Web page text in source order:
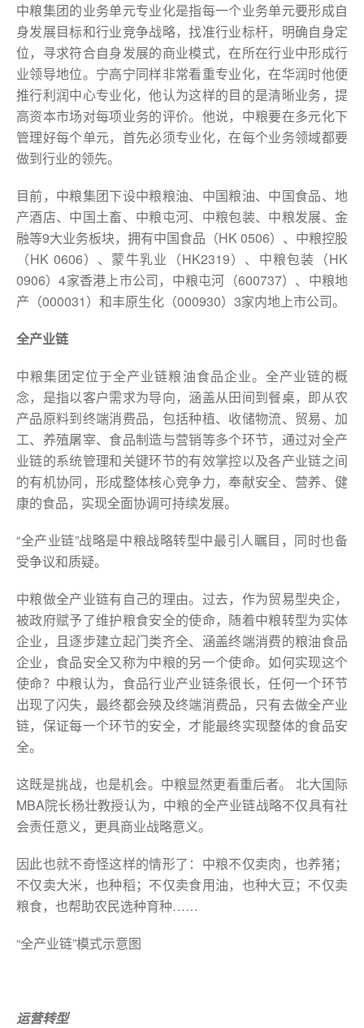
中粮集团的业务单元专业化是指每一个业务单元要形成自
身发展目标和行业竞争战略，找准行业标杆，明确自身定
位，寻求符合自身发展的商业模式，在所在行业中形成行
业领导地位。宁高宁同样非常看重专业化，在华润时他便
推行利润中心专业化，他认为这样的目的是清晰业务，提
高资本市场对每项业务的评价。他说，中粮要在多元化下
管理好每个单元，首先必须专业化，在每个业务领域都要
做到行业的领先。
目前，中粮集团下设中粮粮油、中国粮油、中国食品、地
产酒店、中国土畜、中粮屯河、中粮包装、中粮发展、金
融等9大业务板块，拥有中国食品（HK 0506）、中粮控股
（HK 0606）、蒙牛乳业（HK2319）、中粮包装（HK
0906）4家香港上市公司，中粮屯河（600737）、中粮地
产（000031）和丰原生化（000930）3家内地上市公司。
全产业链
中粮集团定位于全产业链粮油食品企业。全产业链的概
念，是指以客户需求为导向，涵盖从田间到餐桌，即从农
产品原料到终端消费品，包括种植、收储物流、贸易、加
工、养殖屠宰、食品制造与营销等多个环节，通过对全产
业链的系统管理和关键环节的有效掌控以及各产业链之间
的有机协同，形成整体核心竞争力，奉献安全、营养、健
康的食品，实现全面协调可持续发展。
“全产业链”战略是中粮战略转型中最引人瞩目，同时也备
受争议和质疑。
中粮做全产业链有自己的理由。过去，作为贸易型央企，
被政府赋予了维护粮食安全的使命，随着中粮转型为实体
企业，且逐步建立起门类齐全、涵盖终端消费的粮油食品
企业，食品安全又称为中粮的另一个使命。如何实现这个
使命？中粮认为，食品行业产业链条很长，任何一个环节
出现了闪失，最终都会殃及终端消费品，只有去做全产业
链，保证每一个环节的安全，才能最终实现整体的食品安
全。
这既是挑战，也是机会。中粮显然更看重后者。 北大国际
MBA院长杨壮教授认为，中粮的全产业链战略不仅具有社
会责任意义，更具商业战略意义。
因此也就不奇怪这样的情形了：中粮不仅卖肉，也养猪；
不仅卖大米，也种稻；不仅卖食用油，也种大豆；不仅卖
粮食，也帮助农民选种育种……
“全产业链”模式示意图
运营转型